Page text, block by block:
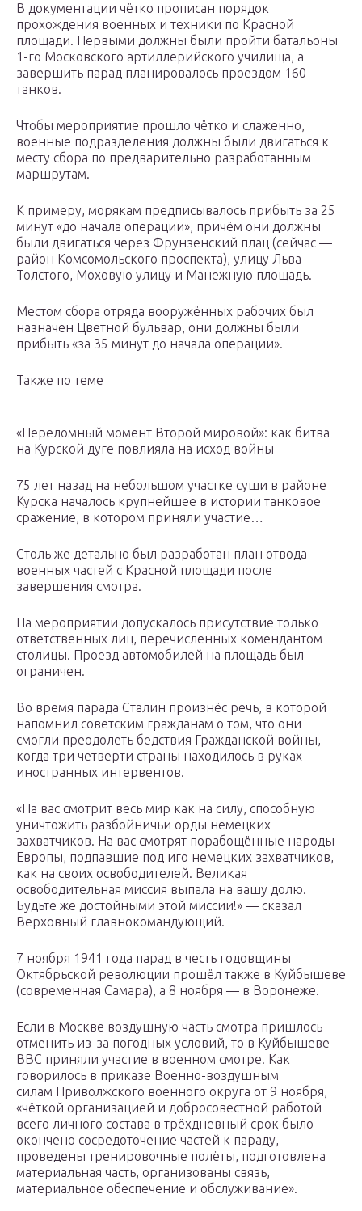
В документации чётко прописан порядок
прохождения военных и техники по Красной
площади. Первыми должны были пройти батальоны
1-го Московского артиллерийского училища, а
завершить парад планировалось проездом 160
танков.
Чтобы мероприятие прошло чётко и слаженно,
военные подразделения должны были двигаться к
месту сбора по предварительно разработанным
маршрутам.
К примеру, морякам предписывалось прибыть за 25
минут «до начала операции», причём они должны
были двигаться через Фрунзенский плац (сейчас —
район Комсомольского проспекта), улицу Льва
Толстого, Моховую улицу и Манежную площадь.
Местом сбора отряда вооружённых рабочих был
назначен Цветной бульвар, они должны были
прибыть «за 35 минут до начала операции».
Также по теме
«Переломный момент Второй мировой»: как битва
на Курской дуге повлияла на исход войны
75 лет назад на небольшом участке суши в районе
Курска началось крупнейшее в истории танковое
сражение, в котором приняли участие…
Столь же детально был разработан план отвода
военных частей с Красной площади после
завершения смотра.
На мероприятии допускалось присутствие только
ответственных лиц, перечисленных комендантом
столицы. Проезд автомобилей на площадь был
ограничен.
Во время парада Сталин произнёс речь, в которой
напомнил советским гражданам о том, что они
смогли преодолеть бедствия Гражданской войны,
когда три четверти страны находилось в руках
иностранных интервентов.
«На вас смотрит весь мир как на силу, способную
уничтожить разбойничьи орды немецких
захватчиков. На вас смотрят порабощённые народы
Европы, подпавшие под иго немецких захватчиков,
как на своих освободителей. Великая
освободительная миссия выпала на вашу долю.
Будьте же достойными этой миссии!» — сказал
Верховный главнокомандующий.
7 ноября 1941 года парад в честь годовщины
Октябрьской революции прошёл также в Куйбышеве
(современная Самара), а 8 ноября — в Воронеже.
Если в Москве воздушную часть смотра пришлось
отменить из-за погодных условий, то в Куйбышеве
ВВС приняли участие в военном смотре. Как
говорилось в приказе Военно-воздушным
силам Приволжского военного округа от 9 ноября,
«чёткой организацией и добросовестной работой
всего личного состава в трёхдневный срок было
окончено сосредоточение частей к параду,
проведены тренировочные полёты, подготовлена
материальная часть, организованы связь,
материальное обеспечение и обслуживание».